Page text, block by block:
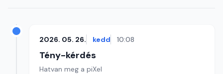
2026. 05. 26. kedd 10:08
Tény-kérdés
Hatvan meg a piXel